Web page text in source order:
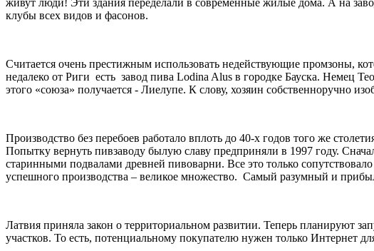
клубы всех видов и фасонов.
Считается очень престижным использовать недействующие промзоны,
недалеко от Риги есть завод пива Lodina Alus в городке Бауска. Немец
этого «союза» получается - Лиелупе. К слову, хозяин собственноручно
Производство без перебоев работало вплоть до 40-х годов того же
Попытку вернуть пивзаводу былую славу предприняли в 1997 году.
старинными подвалами древней пивоварни. Все это только
успешного производства – великое множество. Самый разумный и
Латвия приняла закон о территориальном развитии. Теперь планируют
участков. То есть, потенциальному покупателю нужен только Интернет